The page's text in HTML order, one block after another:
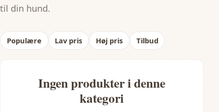
til din hund.
Populære Lav pris Høj pris Tilbud
Ingen produkter i denne
kategori